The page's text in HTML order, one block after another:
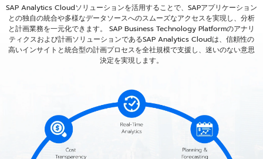
SAP Analytics Cloudソリューションを活用することで、SAPアプリケーション
との独自の統合や多様なデータソースへのスムーズなアクセスを実現し、分析
と計画業務を一元化できます。 SAP Business Technology Platformのアナリ
ティクスおよび計画ソリューションであるSAP Analytics Cloudは、信頼性の
高いインサイトと統合型の計画プロセスを全社規模で支援し、迷いのない意思
決定を実現します。